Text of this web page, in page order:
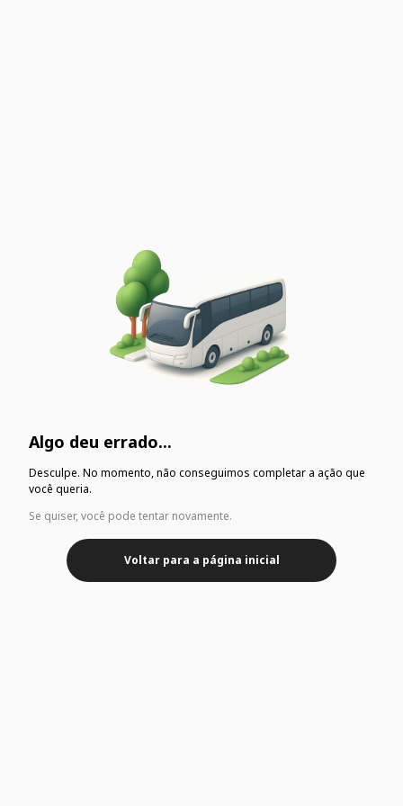
Algo deu errado...
Desculpe. No momento, não conseguimos completar a ação que
você queria.
Se quiser, você pode tentar novamente.
Voltar para a página inicial